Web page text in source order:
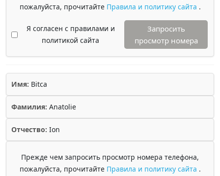
пожалуйста, прочитайте Правила и политику сайта .
Я согласен с правилами и
политикой сайта
Запросить
просмотр номера
Имя: Bitca
Фамилия: Anatolie
Отчество: Ion
Прежде чем запросить просмотр номера телефона,
пожалуйста, прочитайте Правила и политику сайта .